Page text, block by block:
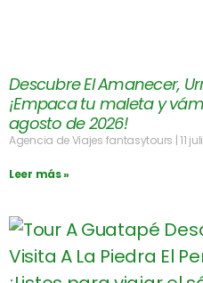
Descubre El Amanecer,
¡Empaca tu maleta y
agosto de 2026!
Agencia de Viajes fantasytours 11
Leer más »